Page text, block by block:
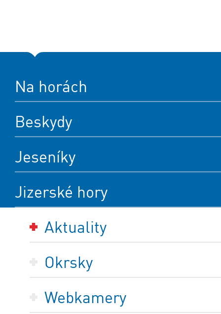
Na horách
Beskydy
Jeseníky
Jizerské hory
Aktuality
Okrsky
Webkamery